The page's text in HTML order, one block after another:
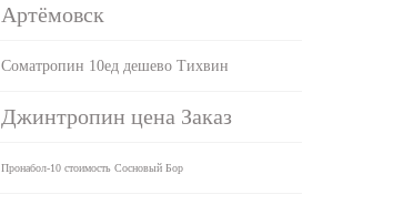
Артёмовск
Cоматропин 10ед дешево Тихвин
Джинтропин цена Заказ
Пронабол-10 стоимость Сосновый Бор